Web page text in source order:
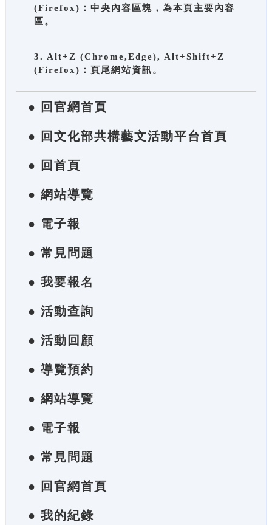
(Firefox)：中央內容區塊，為本頁主要內容
區。
3. Alt+Z (Chrome,Edge), Alt+Shift+Z
(Firefox)：頁尾網站資訊。
● 回官網首頁
● 回文化部共構藝文活動平台首頁
● 回首頁
● 網站導覽
● 電子報
● 常見問題
● 我要報名
● 活動查詢
● 活動回顧
● 導覽預約
● 網站導覽
● 電子報
● 常見問題
● 回官網首頁
● 我的紀錄